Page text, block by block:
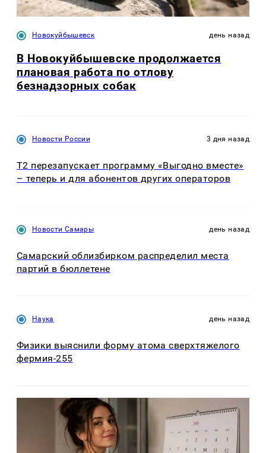
Новокуйбышевск день назад
В Новокуйбышевске продолжается
плановая работа по отлову
безнадзорных собак
Новости России 3 дня назад
Т2 перезапускает программу «Выгодно вместе»
– теперь и для абонентов других операторов
Новости Самары день назад
Самарский облизбирком распределил места
партий в бюллетене
Наука день назад
Физики выяснили форму атома сверхтяжелого
фермия-255